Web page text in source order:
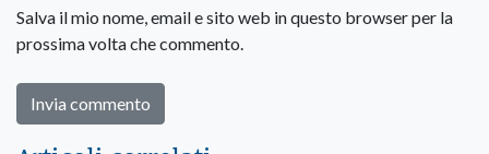
Salva il mio nome, email e sito web in questo browser per la
prossima volta che commento.